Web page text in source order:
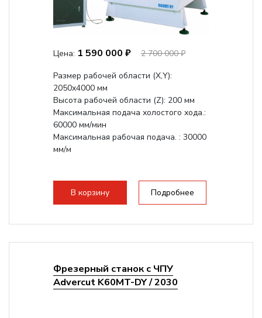
Цена: 1 590 000 ₽
2 700 000 ₽
Размер рабочей области (Х,Y):
2050x4000 мм
Высота рабочей области (Z): 200 мм
Максимальная подача холостого хода.:
60000 мм/мин
Максимальная рабочая подача. : 30000
мм/м
В корзину Подробнее
Фрезерный станок с ЧПУ
Advercut K60MT-DY / 2030